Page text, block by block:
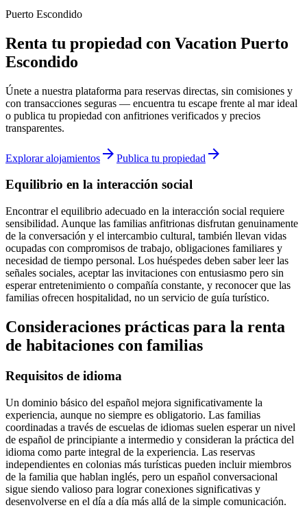
Puerto Escondido
Renta tu propiedad con Vacation Puerto
Escondido
Únete a nuestra plataforma para reservas directas, sin comisiones y
con transacciones seguras — encuentra tu escape frente al mar ideal
o publica tu propiedad con anfitriones verificados y precios
transparentes.
Explorar alojamientos arrow_forward Publica tu propiedad arrow_forward
Equilibrio en la interacción social
Encontrar el equilibrio adecuado en la interacción social requiere
sensibilidad. Aunque las familias anfitrionas disfrutan genuinamente
de la conversación y el intercambio cultural, también llevan vidas
ocupadas con compromisos de trabajo, obligaciones familiares y
necesidad de tiempo personal. Los huéspedes deben saber leer las
señales sociales, aceptar las invitaciones con entusiasmo pero sin
esperar entretenimiento o compañía constante, y reconocer que las
familias ofrecen hospitalidad, no un servicio de guía turístico.
Consideraciones prácticas para la renta
de habitaciones con familias
Requisitos de idioma
Un dominio básico del español mejora significativamente la
experiencia, aunque no siempre es obligatorio. Las familias
coordinadas a través de escuelas de idiomas suelen esperar un nivel
de español de principiante a intermedio y consideran la práctica del
idioma como parte integral de la experiencia. Las reservas
independientes en colonias más turísticas pueden incluir miembros
de la familia que hablan inglés, pero un español conversacional
sigue siendo valioso para lograr conexiones significativas y
desenvolverse en el día a día más allá de la simple comunicación.